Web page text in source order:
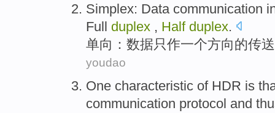
Simplex: Data communication
Full duplex , Half duplex.
单向 ： 数据只作一个方向的传
youdao
One characteristic of HDR is
communication protocol and